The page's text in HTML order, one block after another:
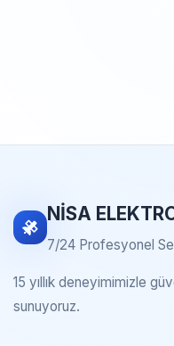
NİSA
7/24 Profesyonel
15 yıllık deneyimimizle
sunuyoruz.